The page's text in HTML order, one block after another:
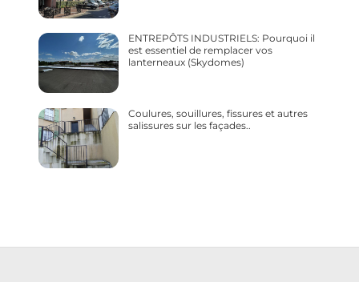
ENTREPÔTS INDUSTRIELS: Pourquoi il
est essentiel de remplacer vos
lanterneaux (Skydomes)
Coulures, souillures, fissures et autres
salissures sur les façades..